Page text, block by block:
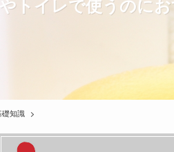
トイレで使うのに
礎知識